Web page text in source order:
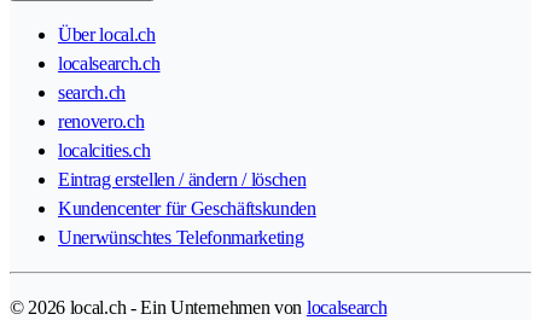
Über local.ch
localsearch.ch
search.ch
renovero.ch
localcities.ch
Eintrag erstellen / ändern / löschen
Kundencenter für Geschäftskunden
Unerwünschtes Telefonmarketing
© 2026 local.ch - Ein Unternehmen von localsearch